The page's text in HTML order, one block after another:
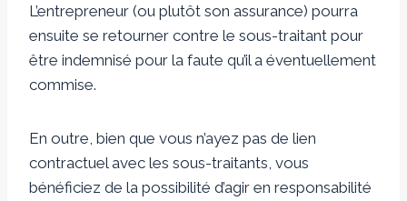
L’entrepreneur (ou plutôt son assurance) pourra
ensuite se retourner contre le sous-traitant pour
être indemnisé pour la faute qu’il a éventuellement
commise.
En outre, bien que vous n’ayez pas de lien
contractuel avec les sous-traitants, vous
bénéficiez de la possibilité d’agir en responsabilité